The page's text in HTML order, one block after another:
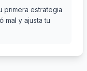
primera estrategia
mal y ajusta tu